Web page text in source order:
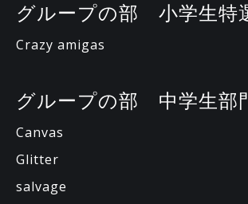
グループの部 小学生特
Crazy amigas
グループの部 中学生部
Canvas
Glitter
salvage